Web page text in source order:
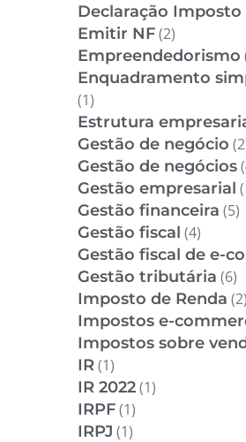
Declaração Imposto
Emitir NF(2)
Empreendedorismo
Enquadramento
(1)
Estrutura
Gestão de negócio
Gestão de negócios
Gestão empresarial
Gestão financeira (5)
Gestão fiscal (4)
Gestão fiscal de e-
Gestão tributária (6)
Imposto de Renda (2)
Impostos e-
Impostos sobre
IR(1)
IR 2022(1)
IRPF(1)
IRPJ (1)